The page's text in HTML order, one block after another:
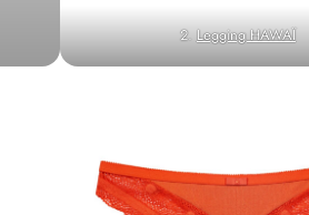
2. Legging HAWAÏ